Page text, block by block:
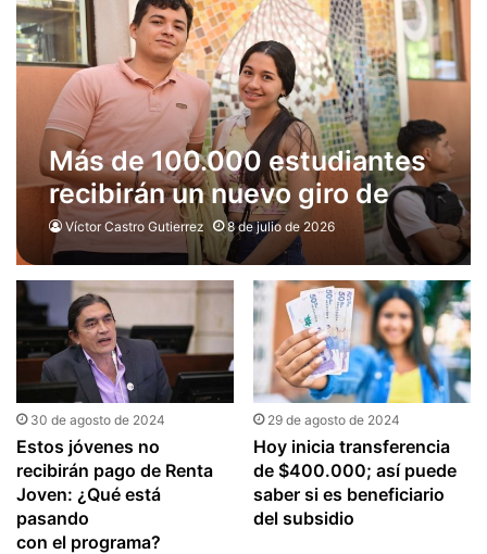
Más de 100.000 estudiantes
recibirán un nuevo giro de
Renta Joven desde este 9 de
julio
Víctor Castro Gutierrez 8 de julio de 2026
30 de agosto de 2024
Estos jóvenes no
recibirán pago de Renta
Joven: ¿Qué está
pasando
con el programa?
29 de agosto de 2024
Hoy inicia transferencia
de $400.000; así puede
saber si es beneficiario
del subsidio